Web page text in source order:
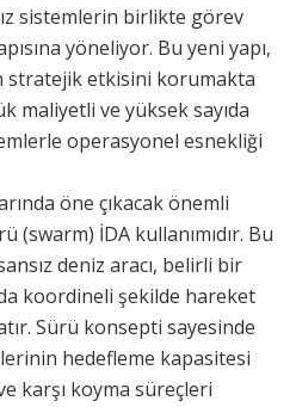
sistemlerin birlikte görev
yöneliyor. Bu yeni yapı,
stratejik etkisini korumakta
maliyetli ve yüksek sayıda
operasyonel esnekliği
öne çıkacak önemli
İDA kullanımıdır. Bu
deniz aracı, belirli bir
koordineli şekilde hareket
Sürü konsepti sayesinde
hedefleme kapasitesi
karşı koyma süreçleri